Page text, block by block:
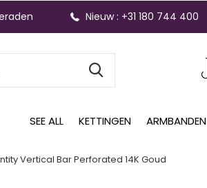
SEE ALL KETTINGEN ARMBANDEN
Nieuw : +31 180 744 400
Vertical Bar Perforated 14K Goud